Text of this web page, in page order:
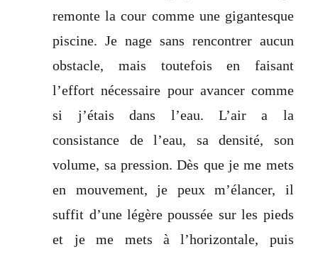
remonte la cour comme une gigantesque
piscine. Je nage sans rencontrer aucun
obstacle, mais toutefois en faisant
l’effort nécessaire pour avancer comme
si j’étais dans l’eau. L’air a la
consistance de l’eau, sa densité, son
volume, sa pression. Dès que je me mets
en mouvement, je peux m’élancer, il
suffit d’une légère poussée sur les pieds
et je me mets à l’horizontale, puis